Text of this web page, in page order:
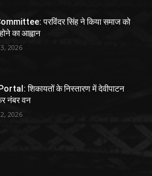
परविंदर सिंह ने किया समाज को
का आह्वान
2026
शिकायतों के निस्तारण में देवीपाटन
नंबर वन
2026